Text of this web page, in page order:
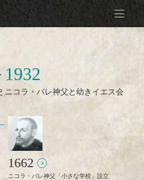
1932
ニコラ・バレ神父と幼きイエス会
1662
ニコラ・バレ神父「小さな学校」設立